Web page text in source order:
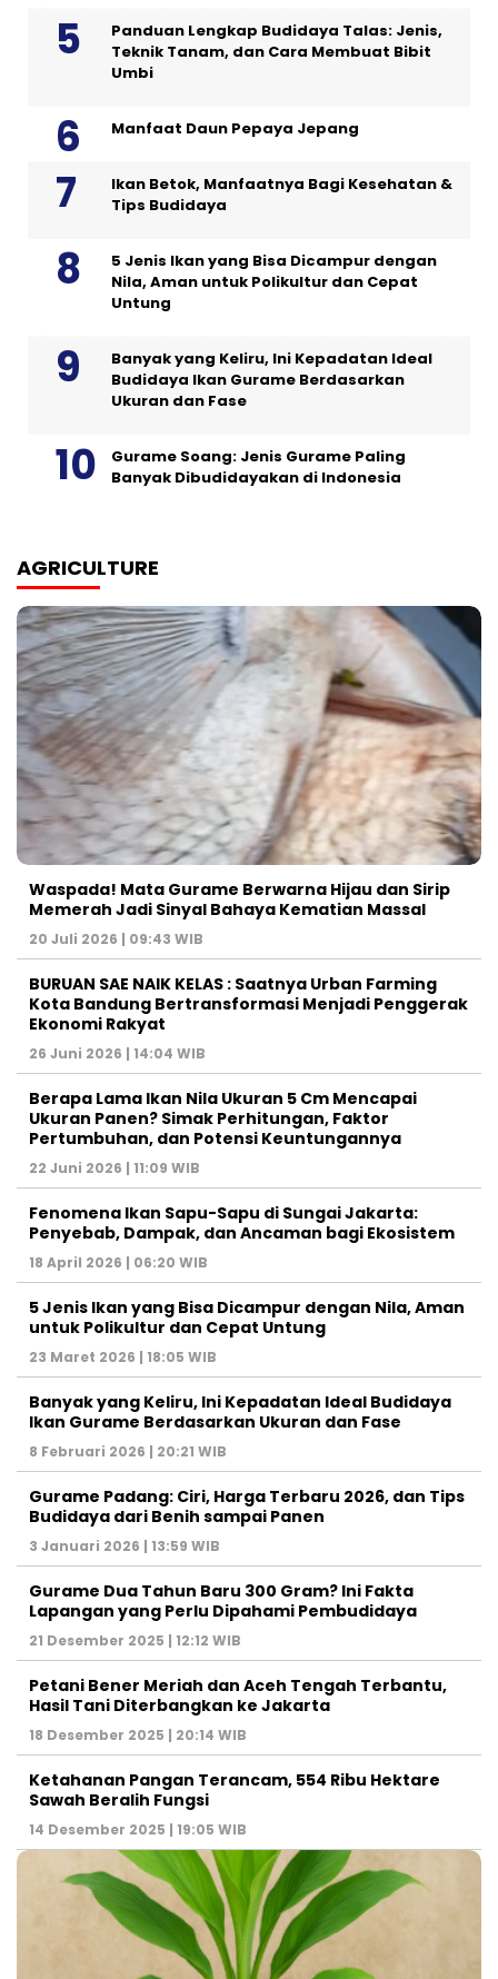
Panduan Lengkap Budidaya Talas: Jenis,
Teknik Tanam, dan Cara Membuat Bibit
Umbi
Manfaat Daun Pepaya Jepang
Ikan Betok, Manfaatnya Bagi Kesehatan &
Tips Budidaya
5 Jenis Ikan yang Bisa Dicampur dengan
Nila, Aman untuk Polikultur dan Cepat
Untung
Banyak yang Keliru, Ini Kepadatan Ideal
Budidaya Ikan Gurame Berdasarkan
Ukuran dan Fase
Gurame Soang: Jenis Gurame Paling
Banyak Dibudidayakan di Indonesia
AGRICULTURE
Waspada! Mata Gurame Berwarna Hijau dan Sirip
Memerah Jadi Sinyal Bahaya Kematian Massal
20 Juli 2026 | 09:43 WIB
BURUAN SAE NAIK KELAS : Saatnya Urban Farming
Kota Bandung Bertransformasi Menjadi Penggerak
Ekonomi Rakyat
26 Juni 2026 | 14:04 WIB
Berapa Lama Ikan Nila Ukuran 5 Cm Mencapai
Ukuran Panen? Simak Perhitungan, Faktor
Pertumbuhan, dan Potensi Keuntungannya
22 Juni 2026 | 11:09 WIB
Fenomena Ikan Sapu-Sapu di Sungai Jakarta:
Penyebab, Dampak, dan Ancaman bagi Ekosistem
18 April 2026 | 06:20 WIB
5 Jenis Ikan yang Bisa Dicampur dengan Nila, Aman
untuk Polikultur dan Cepat Untung
23 Maret 2026 | 18:05 WIB
Banyak yang Keliru, Ini Kepadatan Ideal Budidaya
Ikan Gurame Berdasarkan Ukuran dan Fase
8 Februari 2026 | 20:21 WIB
Gurame Padang: Ciri, Harga Terbaru 2026, dan Tips
Budidaya dari Benih sampai Panen
3 Januari 2026 | 13:59 WIB
Gurame Dua Tahun Baru 300 Gram? Ini Fakta
Lapangan yang Perlu Dipahami Pembudidaya
21 Desember 2025 | 12:12 WIB
Petani Bener Meriah dan Aceh Tengah Terbantu,
Hasil Tani Diterbangkan ke Jakarta
18 Desember 2025 | 20:14 WIB
Ketahanan Pangan Terancam, 554 Ribu Hektare
Sawah Beralih Fungsi
14 Desember 2025 | 19:05 WIB